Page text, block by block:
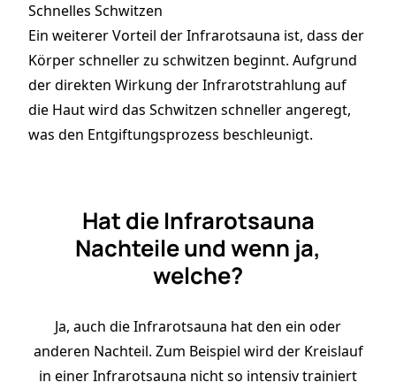
Schnelles Schwitzen
Ein weiterer Vorteil der Infrarotsauna ist, dass der
Körper schneller zu schwitzen beginnt. Aufgrund
der direkten Wirkung der Infrarotstrahlung auf
die Haut wird das Schwitzen schneller angeregt,
was den Entgiftungsprozess beschleunigt.
Hat die Infrarotsauna
Nachteile und wenn ja,
welche?
Ja, auch die Infrarotsauna hat den ein oder
anderen Nachteil. Zum Beispiel wird der Kreislauf
in einer Infrarotsauna nicht so intensiv trainiert